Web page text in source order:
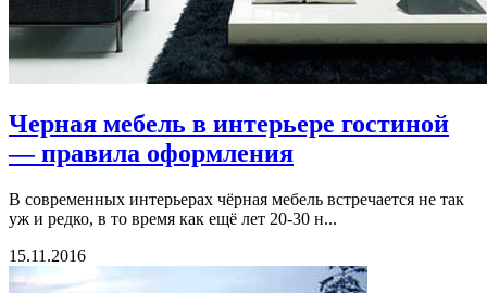
Черная мебель в интерьере гостиной
— правила оформления
В современных интерьерах чёрная мебель встречается не так
уж и редко, в то время как ещё лет 20-30 н...
15.11.2016